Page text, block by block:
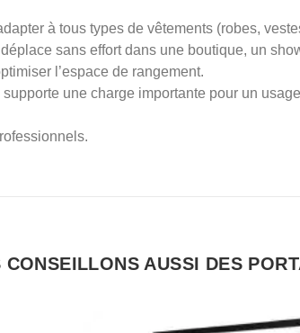
à tous types de vêtements (robes,
sans effort dans une boutique, un
l’espace de rangement.
une charge importante pour un
CONSEILLONS AUSSI DES